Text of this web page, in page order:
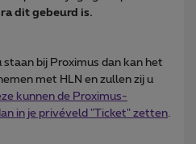
dit gebeurd is.
staan bij Proximus dan kan het
met HLN en zullen zij u
kunnen de Proximus-
in je privéveld "Ticket" zetten